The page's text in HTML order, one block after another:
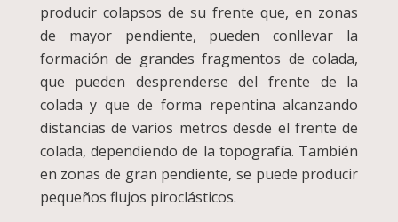
producir colapsos de su frente que, en zonas
de mayor pendiente, pueden conllevar la
formación de grandes fragmentos de colada,
que pueden desprenderse del frente de la
colada y que de forma repentina alcanzando
distancias de varios metros desde el frente de
colada, dependiendo de la topografía. También
en zonas de gran pendiente, se puede producir
pequeños flujos piroclásticos.